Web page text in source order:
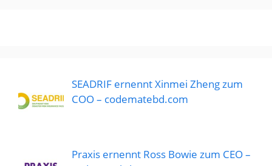
SEADRIF ernennt Xinmei Zheng zum
COO – codematebd.com
Praxis ernennt Ross Bowie zum CEO –